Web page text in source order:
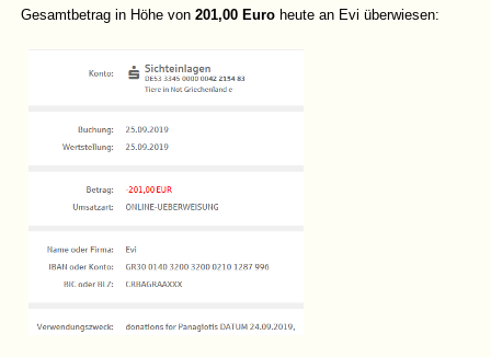
Gesamtbetrag in Höhe von201,00 Euro heute an Evi überwiesen: